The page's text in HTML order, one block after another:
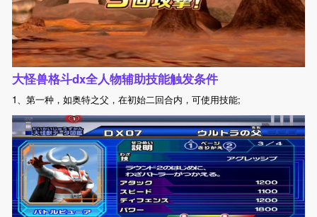
大怪兽格斗dx全人物辅助技能触发条件
1、第一种，如奥特之父，在初始二回合内，可使用技能;